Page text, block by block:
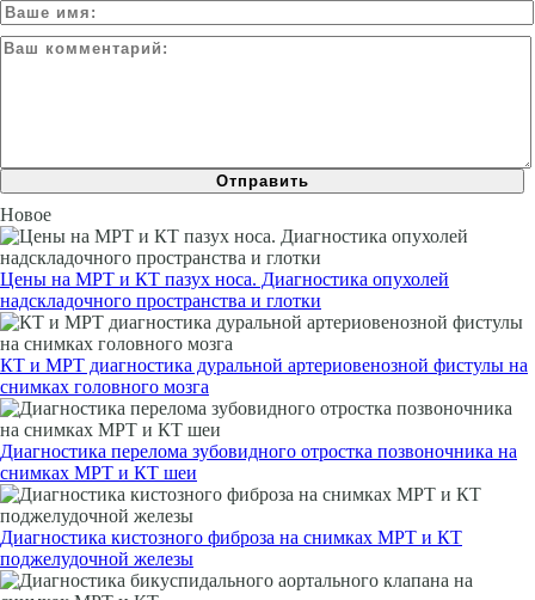
Новое
Цены на МРТ и КТ пазух носа. Диагностика опухолей
надскладочного пространства и глотки
КТ и МРТ диагностика дуральной артериовенозной фистулы на
снимках головного мозга
Диагностика перелома зубовидного отростка позвоночника на
снимках МРТ и КТ шеи
Диагностика кистозного фиброза на снимках МРТ и КТ
поджелудочной железы